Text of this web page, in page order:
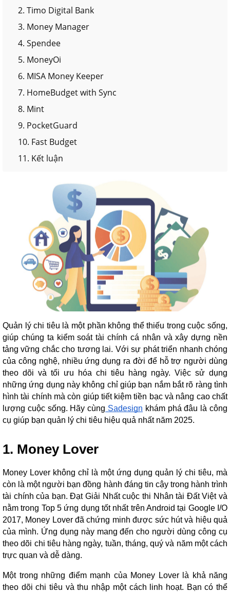
2. Timo Digital Bank
3. Money Manager
4. Spendee
5. MoneyOi
6. MISA Money Keeper
7. HomeBudget with Sync
8. Mint
9. PocketGuard
10. Fast Budget
11. Kết luận
Quản lý chi tiêu là một phần không thể thiếu trong cuộc sống,
giúp chúng ta kiểm soát tài chính cá nhân và xây dựng nền
tảng vững chắc cho tương lai. Với sự phát triển nhanh chóng
của công nghệ, nhiều ứng dụng ra đời để hỗ trợ người dùng
theo dõi và tối ưu hóa chi tiêu hàng ngày. Việc sử dụng
những ứng dụng này không chỉ giúp bạn nắm bắt rõ ràng tình
hình tài chính mà còn giúp tiết kiệm tiền bạc và nâng cao chất
lượng cuộc sống. Hãy cùng Sadesign khám phá đâu là công
cụ giúp bạn quản lý chi tiêu hiệu quả nhất năm 2025.
1. Money Lover
Money Lover không chỉ là một ứng dụng quản lý chi tiêu, mà
còn là một người bạn đồng hành đáng tin cậy trong hành trình
tài chính của bạn. Đạt Giải Nhất cuộc thi Nhân tài Đất Việt và
nằm trong Top 5 ứng dụng tốt nhất trên Android tại Google I/O
2017, Money Lover đã chứng minh được sức hút và hiệu quả
của mình. Ứng dụng này mang đến cho người dùng công cụ
theo dõi chi tiêu hàng ngày, tuần, tháng, quý và năm một cách
trực quan và dễ dàng.
Một trong những điểm mạnh của Money Lover là khả năng
theo dõi chi tiêu và thu nhập một cách linh hoạt. Bạn có thể